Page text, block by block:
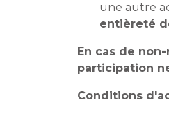
une autre
entièreté
En cas de
participation
Conditions